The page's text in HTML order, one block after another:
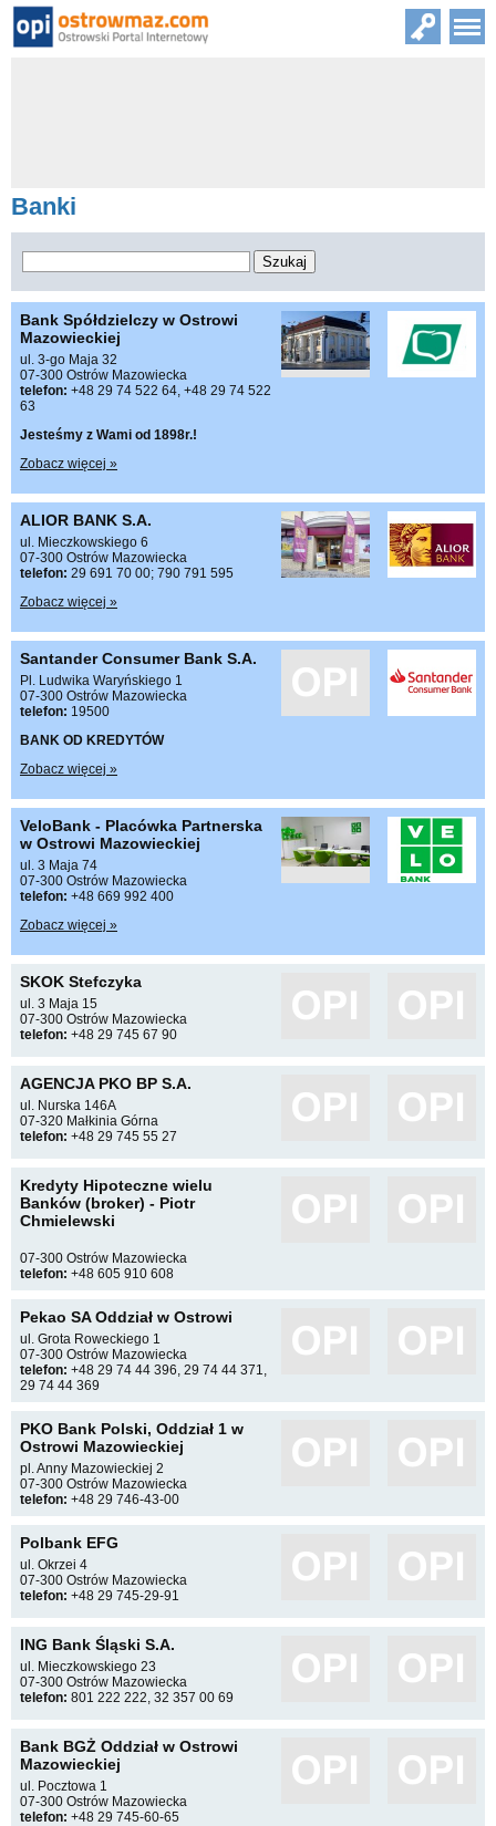
Banki
Bank Spółdzielczy w Ostrowi
Mazowieckiej
ul. 3-go Maja 32
07-300 Ostrów Mazowiecka
telefon: +48 29 74 522 64, +48 29 74 522
63
Jesteśmy z Wami od 1898r.!
Zobacz więcej »
ALIOR BANK S.A.
ul. Mieczkowskiego 6
07-300 Ostrów Mazowiecka
telefon: 29 691 70 00; 790 791 595
Zobacz więcej »
Santander Consumer Bank S.A.
Pl. Ludwika Waryńskiego 1
07-300 Ostrów Mazowiecka
telefon: 19500
BANK OD KREDYTÓW
Zobacz więcej »
VeloBank - Placówka Partnerska
w Ostrowi Mazowieckiej
ul. 3 Maja 74
07-300 Ostrów Mazowiecka
telefon: +48 669 992 400
Zobacz więcej »
SKOK Stefczyka
ul. 3 Maja 15
07-300 Ostrów Mazowiecka
telefon: +48 29 745 67 90
AGENCJA PKO BP S.A.
ul. Nurska 146A
07-320 Małkinia Górna
telefon: +48 29 745 55 27
Kredyty Hipoteczne wielu
Banków (broker) - Piotr
Chmielewski
07-300 Ostrów Mazowiecka
telefon: +48 605 910 608
Pekao SA Oddział w Ostrowi
ul. Grota Roweckiego 1
07-300 Ostrów Mazowiecka
telefon: +48 29 74 44 396, 29 74 44 371,
29 74 44 369
PKO Bank Polski, Oddział 1 w
Ostrowi Mazowieckiej
pl. Anny Mazowieckiej 2
07-300 Ostrów Mazowiecka
telefon: +48 29 746-43-00
Polbank EFG
ul. Okrzei 4
07-300 Ostrów Mazowiecka
telefon: +48 29 745-29-91
ING Bank Śląski S.A.
ul. Mieczkowskiego 23
07-300 Ostrów Mazowiecka
telefon: 801 222 222, 32 357 00 69
Bank BGŻ Oddział w Ostrowi
Mazowieckiej
ul. Pocztowa 1
07-300 Ostrów Mazowiecka
telefon: +48 29 745-60-65